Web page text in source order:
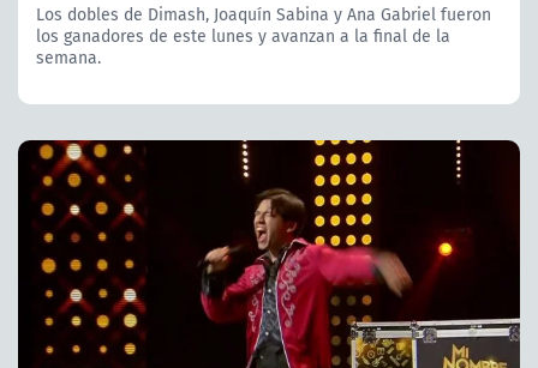
Los dobles de Dimash, Joaquín Sabina y Ana Gabriel fueron
los ganadores de este lunes y avanzan a la final de la
semana.